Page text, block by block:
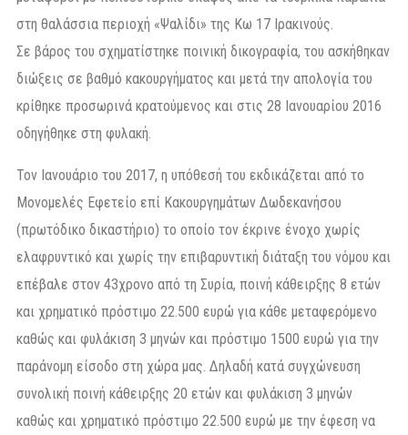
στη θαλάσσια περιοχή «Ψαλίδι» της Κω 17 Ιρακινούς.
Σε βάρος του σχηματίστηκε ποινική δικογραφία, του ασκήθηκαν
διώξεις σε βαθμό κακουργήματος και μετά την απολογία του
κρίθηκε προσωρινά κρατούμενος και στις 28 Ιανουαρίου 2016
οδηγήθηκε στη φυλακή.
Τον Ιανουάριο του 2017, η υπόθεσή του εκδικάζεται από το
Μονομελές Εφετείο επί Κακουργημάτων Δωδεκανήσου
(πρωτόδικο δικαστήριο) το οποίο τον έκρινε ένοχο χωρίς
ελαφρυντικό και χωρίς την επιβαρυντική διάταξη του νόμου και
επέβαλε στον 43χρονο από τη Συρία, ποινή κάθειρξης 8 ετών
και χρηματικό πρόστιμο 22.500 ευρώ για κάθε μεταφερόμενο
καθώς και φυλάκιση 3 μηνών και πρόστιμο 1500 ευρώ για την
παράνομη είσοδο στη χώρα μας. Δηλαδή κατά συγχώνευση
συνολική ποινή κάθειρξης 20 ετών και φυλάκιση 3 μηνών
καθώς και χρηματικό πρόστιμο 22.500 ευρώ με την έφεση να